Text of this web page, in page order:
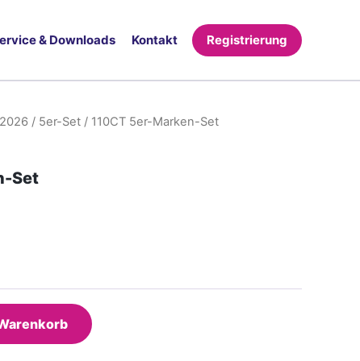
& Downloads Kontakt Registrierung
/ 5er-Set / 110CT 5er-Marken-Set
Set